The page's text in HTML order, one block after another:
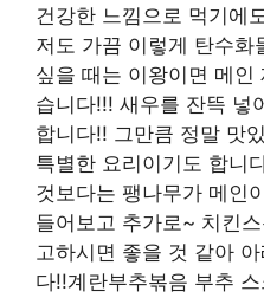
건강한 느낌으로 먹기에
저도 가끔 이렇게 탄수화
싶을 때는 이왕이면 메인
습니다!!! 새우를 잔뜩 넣
합니다!! 그만큼 정말 맛
특별한 요리이기도 합니
것보다는 팽나무가 메인
들어보고 추가로~ 치킨
고하시면 좋을 것 같아
다!!계란부추볶음 부추